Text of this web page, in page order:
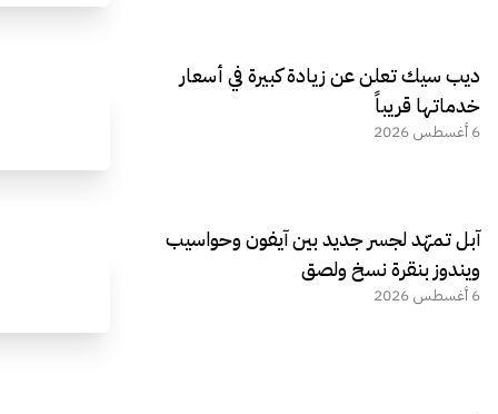
ديب سيك تعلن عن زيادة كبيرة في أسعار
خدماتها قريباً
6 أغسطس 2026
آبل تمهّد لجسر جديد بين آيفون وحواسيب
ويندوز بنقرة نسخ ولصق
6 أغسطس 2026